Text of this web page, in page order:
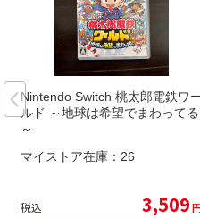
Nintendo Switch 桃太郎電鉄ワ
ルド ～地球は希望でまわって
～
マイストア在庫： 26
税込 3,509